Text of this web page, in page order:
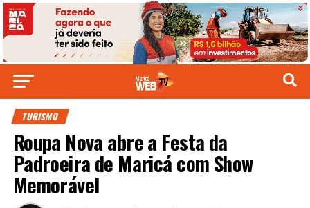
TURISMO
Roupa Nova abre a Festa da
Padroeira de Maricá com Show
Memorável